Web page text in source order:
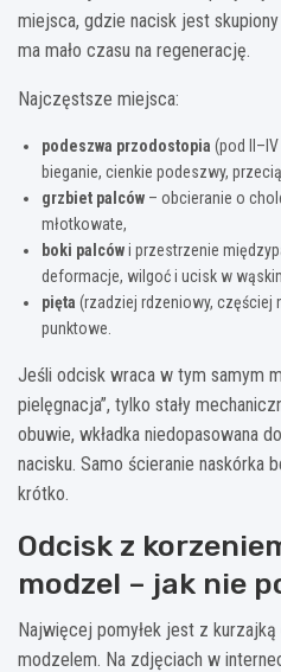
miejsca, gdzie nacisk jest
ma mało czasu na regenerację.
Najczęstsze miejsca:
podeszwa przodostopia (pod
bieganie, cienkie podeszwy,
grzbiet palców – obcieranie o
młotkowate,
boki palcówi przestrzenie
deformacje, wilgoć i ucisk w
pięta (rzadziej rdzeniowy, częściej
punktowe.
Jeśli odcisk wraca w tym samym
pielęgnacja”, tylko stały
obuwie, wkładka niedopasowana
nacisku. Samo ścieranie naskórka
krótko.
Odcisk z
modzel – jak nie
Najwięcej pomyłek jest z
modzelem. Na zdjęciach w